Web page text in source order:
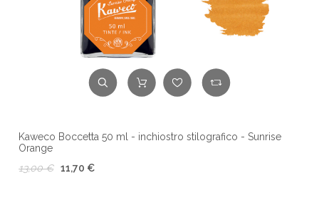
Kaweco Boccetta 50 ml - inchiostro stilografico - Sunrise
Orange
13,00 €
11,70 €